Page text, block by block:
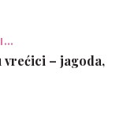
I…
vrećici – jagoda,